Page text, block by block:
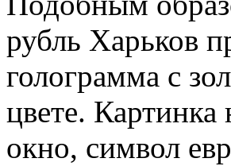
рубль Харьков
голограмма с
цвете.
окно, символ